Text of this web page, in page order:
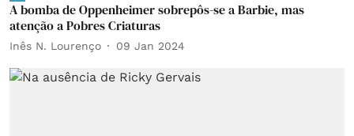
A bomba de Oppenheimer sobrepôs-se a Barbie, mas
atenção a Pobres Criaturas
Inês N. Lourenço 09 Jan 2024